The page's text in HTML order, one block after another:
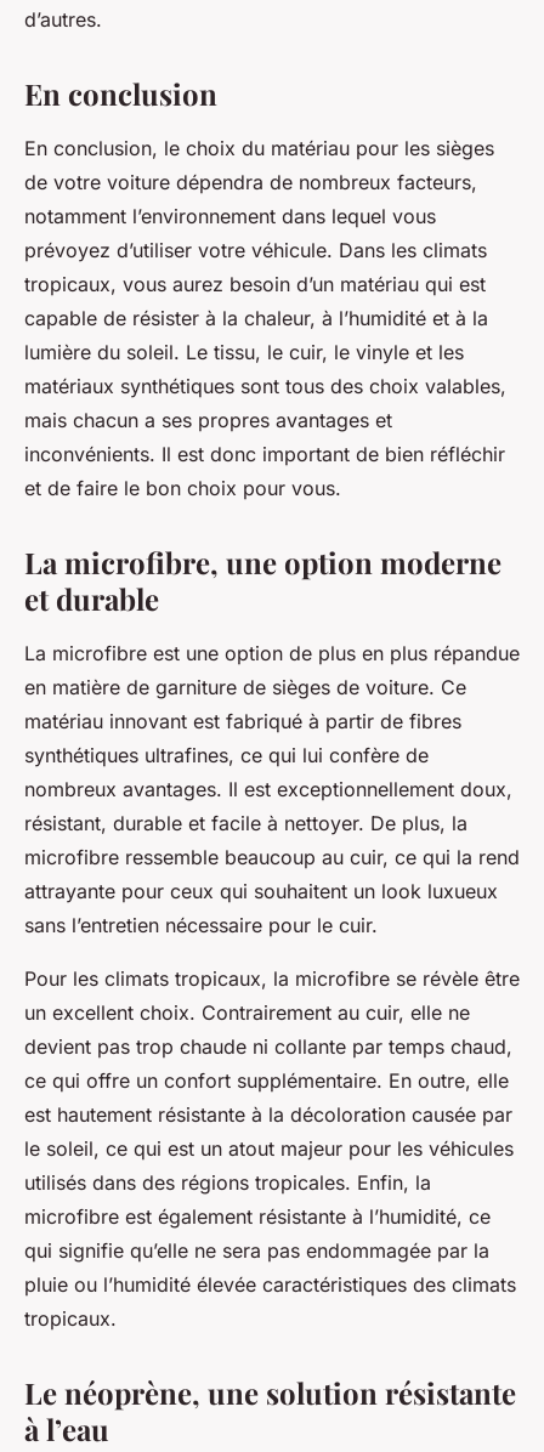
d’autres.
En conclusion
En conclusion, le choix du matériau pour les sièges
de votre voiture dépendra de nombreux facteurs,
notamment l’environnement dans lequel vous
prévoyez d’utiliser votre véhicule. Dans les climats
tropicaux, vous aurez besoin d’un matériau qui est
capable de résister à la chaleur, à l’humidité et à la
lumière du soleil. Le tissu, le cuir, le vinyle et les
matériaux synthétiques sont tous des choix valables,
mais chacun a ses propres avantages et
inconvénients. Il est donc important de bien réfléchir
et de faire le bon choix pour vous.
La microfibre, une option moderne
et durable
La microfibre est une option de plus en plus répandue
en matière de garniture de sièges de voiture. Ce
matériau innovant est fabriqué à partir de fibres
synthétiques ultrafines, ce qui lui confère de
nombreux avantages. Il est exceptionnellement doux,
résistant, durable et facile à nettoyer. De plus, la
microfibre ressemble beaucoup au cuir, ce qui la rend
attrayante pour ceux qui souhaitent un look luxueux
sans l’entretien nécessaire pour le cuir.
Pour les climats tropicaux, la microfibre se révèle être
un excellent choix. Contrairement au cuir, elle ne
devient pas trop chaude ni collante par temps chaud,
ce qui offre un confort supplémentaire. En outre, elle
est hautement résistante à la décoloration causée par
le soleil, ce qui est un atout majeur pour les véhicules
utilisés dans des régions tropicales. Enfin, la
microfibre est également résistante à l’humidité, ce
qui signifie qu’elle ne sera pas endommagée par la
pluie ou l’humidité élevée caractéristiques des climats
tropicaux.
Le néoprène, une solution résistante
à l’eau